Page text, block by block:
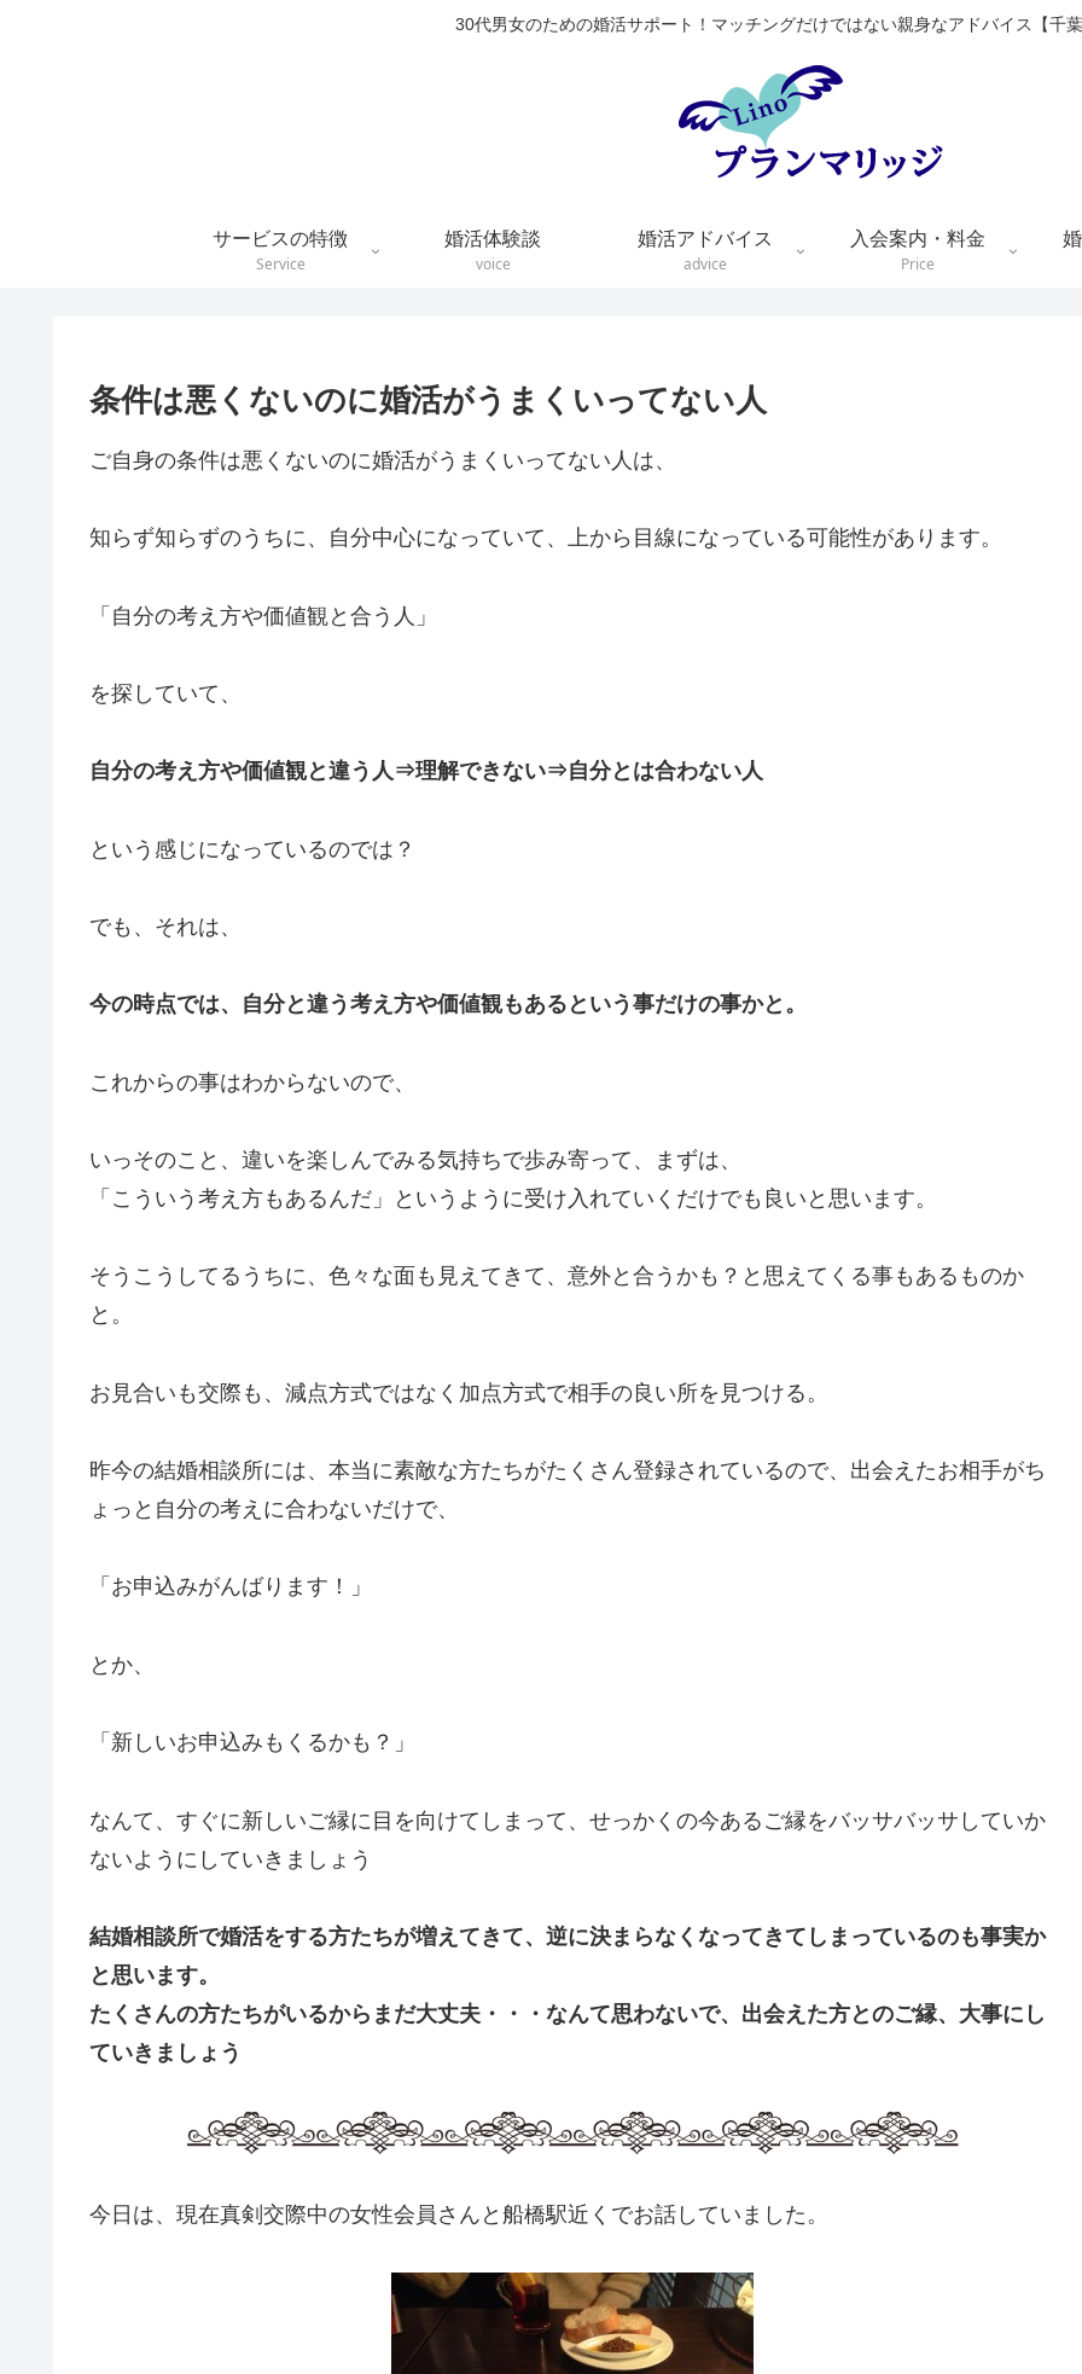
30代男女のための婚活サポート！マッチングだけではない親身なアドバイス【千
サービスの特徴
Service
婚活体験談
voice
婚活アドバイス
advice
入会案内・料金
Price
条件は悪くないのに婚活がうまくいってない人
ご自身の条件は悪くないのに婚活がうまくいってない人は、
知らず知らずのうちに、自分中心になっていて、上から目線になっている可能性があります。
「自分の考え方や価値観と合う人」
を探していて、
自分の考え方や価値観と違う人⇒理解できない⇒自分とは合わない人
という感じになっているのでは？
でも、それは、
今の時点では、自分と違う考え方や価値観もあるという事だけの事かと。
これからの事はわからないので、
いっそのこと、違いを楽しんでみる気持ちで歩み寄って、まずは、
「こういう考え方もあるんだ」というように受け入れていくだけでも良いと思います。
そうこうしてるうちに、色々な面も見えてきて、意外と合うかも？と思えてくる事もあるものか
と。
お見合いも交際も、減点方式ではなく加点方式で相手の良い所を見つける。
昨今の結婚相談所には、本当に素敵な方たちがたくさん登録されているので、出会えたお相手がち
ょっと自分の考えに合わないだけで、
「お申込みがんばります！」
とか、
「新しいお申込みもくるかも？」
なんて、すぐに新しいご縁に目を向けてしまって、せっかくの今あるご縁をバッサバッサしていか
ないようにしていきましょう
結婚相談所で婚活をする方たちが増えてきて、逆に決まらなくなってきてしまっているのも事実か
と思います。
たくさんの方たちがいるからまだ大丈夫・・・なんて思わないで、出会えた方とのご縁、大事にし
ていきましょう
今日は、現在真剣交際中の女性会員さんと船橋駅近くでお話していました。